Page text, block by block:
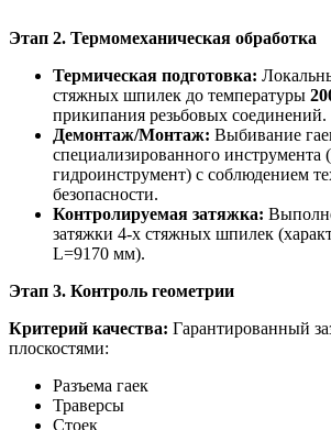
Этап 2. Термомеханическая обработка
Термическая подготовка:
стяжных шпилек до температуры 20
прикипания резьбовых соединений.
Демонтаж/Монтаж: Выбивание
специализированного инструмента
гидроинструмент) с соблюдением
безопасности.
Контролируемая затяжка:
затяжки 4-х стяжных шпилек
L=9170 мм).
Этап 3. Контроль геометрии
Критерий качества: Гарантированный
плоскостями:
Разъема гаек
Траверсы
Стоек